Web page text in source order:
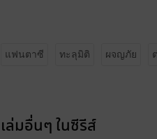
แฟนตาซี ทะลุมิติ ผจญภัย
เล่มอื่นๆ ในซีรีส์